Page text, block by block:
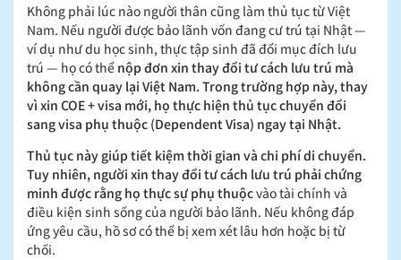
Không phải lúc nào người thân cũng làm thủ tục từ Việt
Nam. Nếu người được bảo lãnh vốn đang cư trú tại Nhật —
ví dụ như du học sinh, thực tập sinh đã đổi mục đích lưu
trú — họ có thể nộp đơn xin thay đổi tư cách lưu trú mà
không cần quay lại Việt Nam. Trong trường hợp này, thay
vì xin COE + visa mới, họ thực hiện thủ tục chuyển đổi
sang visa phụ thuộc (Dependent Visa) ngay tại Nhật.
Thủ tục này giúp tiết kiệm thời gian và chi phí di chuyển.
Tuy nhiên, người xin thay đổi tư cách lưu trú phải chứng
minh được rằng họ thực sự phụ thuộcvào tài chính và
điều kiện sinh sống của người bảo lãnh. Nếu không đáp
ứng yêu cầu, hồ sơ có thể bị xem xét lâu hơn hoặc bị từ
chối.